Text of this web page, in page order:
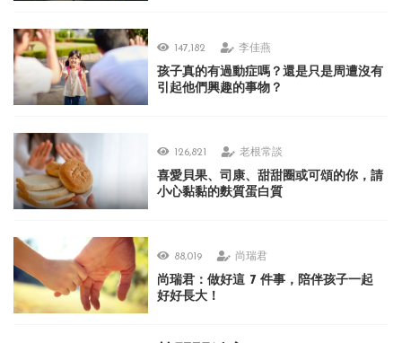
147,182 李佳燕
孩子真的有過動症嗎？還是只是周遭沒有
引起他們興趣的事物？
126,821 老根常談
喜愛貝果、司康、甜甜圈或可頌的你，請
小心黏黏的麩質蛋白質
88,019 尚瑞君
尚瑞君：做好這 7 件事，陪伴孩子一起
好好長大！